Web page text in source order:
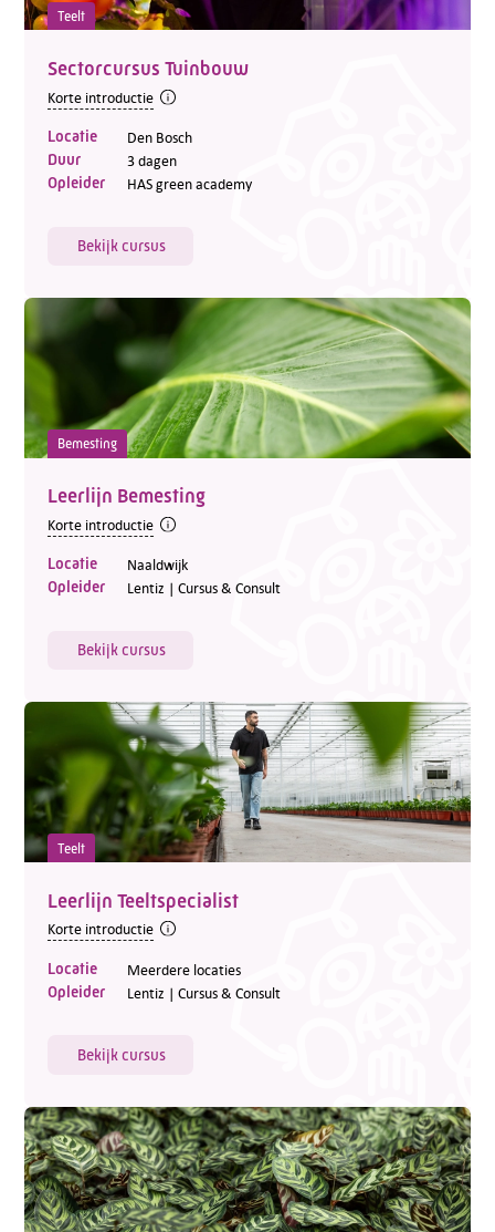
Teelt
Sectorcursus Tuinbouw
Korte introductie
Locatie Den Bosch
Duur 3 dagen
Opleider HAS green academy
Bekijk cursus
Bemesting
Leerlijn Bemesting
Korte introductie
Locatie Naaldwijk
Opleider Lentiz | Cursus & Consult
Bekijk cursus
Teelt
Leerlijn Teeltspecialist
Korte introductie
Locatie Meerdere locaties
Opleider Lentiz | Cursus & Consult
Bekijk cursus